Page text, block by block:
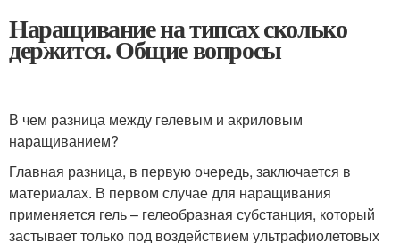
Наращивание на типсах сколько
держится. Общие вопросы
В чем разница между гелевым и акриловым
наращиванием?
Главная разница, в первую очередь, заключается в
материалах. В первом случае для наращивания
применяется гель – гелеобразная субстанция, который
застывает только под воздействием ультрафиолетовых